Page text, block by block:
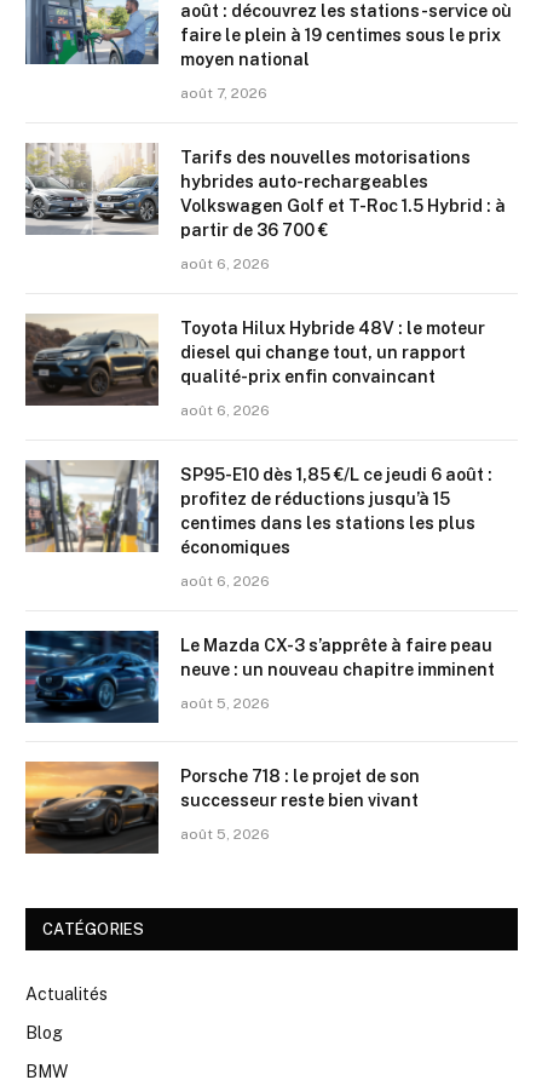
août : découvrez les stations-service où
faire le plein à 19 centimes sous le prix
moyen national
août 7, 2026
Tarifs des nouvelles motorisations
hybrides auto-rechargeables
Volkswagen Golf et T-Roc 1.5 Hybrid : à
partir de 36 700 €
août 6, 2026
Toyota Hilux Hybride 48V : le moteur
diesel qui change tout, un rapport
qualité-prix enfin convaincant
août 6, 2026
SP95-E10 dès 1,85 €/L ce jeudi 6 août :
profitez de réductions jusqu’à 15
centimes dans les stations les plus
économiques
août 6, 2026
Le Mazda CX-3 s’apprête à faire peau
neuve : un nouveau chapitre imminent
août 5, 2026
Porsche 718 : le projet de son
successeur reste bien vivant
août 5, 2026
CATÉGORIES
Actualités
Blog
BMW